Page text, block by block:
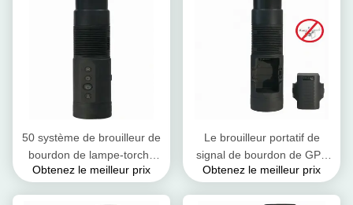
50 système de brouilleur de
bourdon de lampe-torche
tenue dans la main du
Obtenez le meilleur prix
Le brouilleur portatif de
signal de bourdon de GPS
RC2.4G 5.8G
Obtenez le meilleur prix